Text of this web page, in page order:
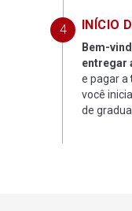
Fundamentos da Didática
Estágio Supervisionado
INÍCIO
Bem-
entregar
e pagar a
você
de